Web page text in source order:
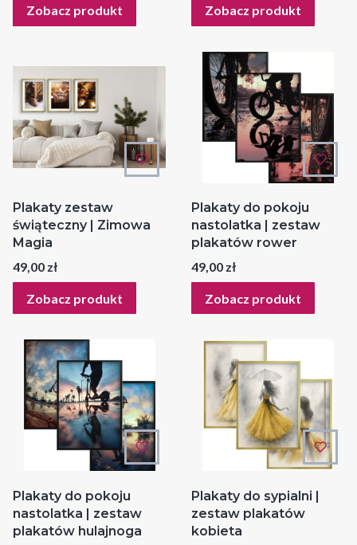
Zobacz produkt Zobacz produkt
Plakaty zestaw
świąteczny | Zimowa
Magia
Cena
49,00 zł
Zobacz produkt
Plakaty do pokoju
nastolatka | zestaw
plakatów rower
Cena
49,00 zł
Zobacz produkt
Plakaty do pokoju
nastolatka | zestaw
plakatów hulajnoga
Plakaty do sypialni |
zestaw plakatów
kobieta